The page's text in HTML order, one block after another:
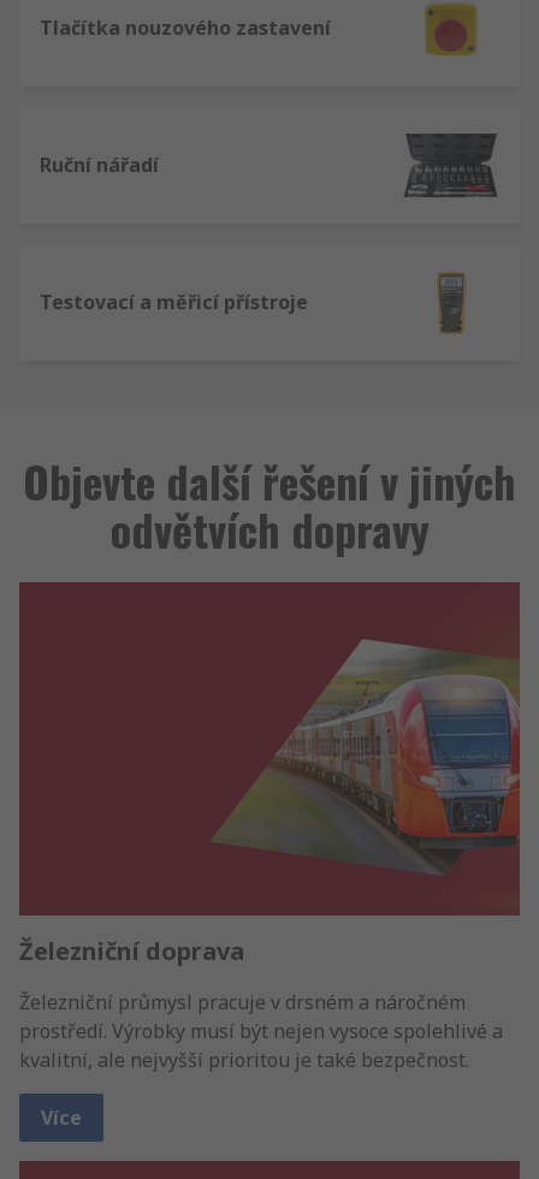
Tlačítka nouzového zastavení
Ruční nářadí
Testovací a měřicí přístroje
Objevte další řešení v jiných
odvětvích dopravy
Železniční doprava
Železniční průmysl pracuje v drsném a náročném
prostředí. Výrobky musí být nejen vysoce spolehlivé a
kvalitní, ale nejvyšší prioritou je také bezpečnost.
Více